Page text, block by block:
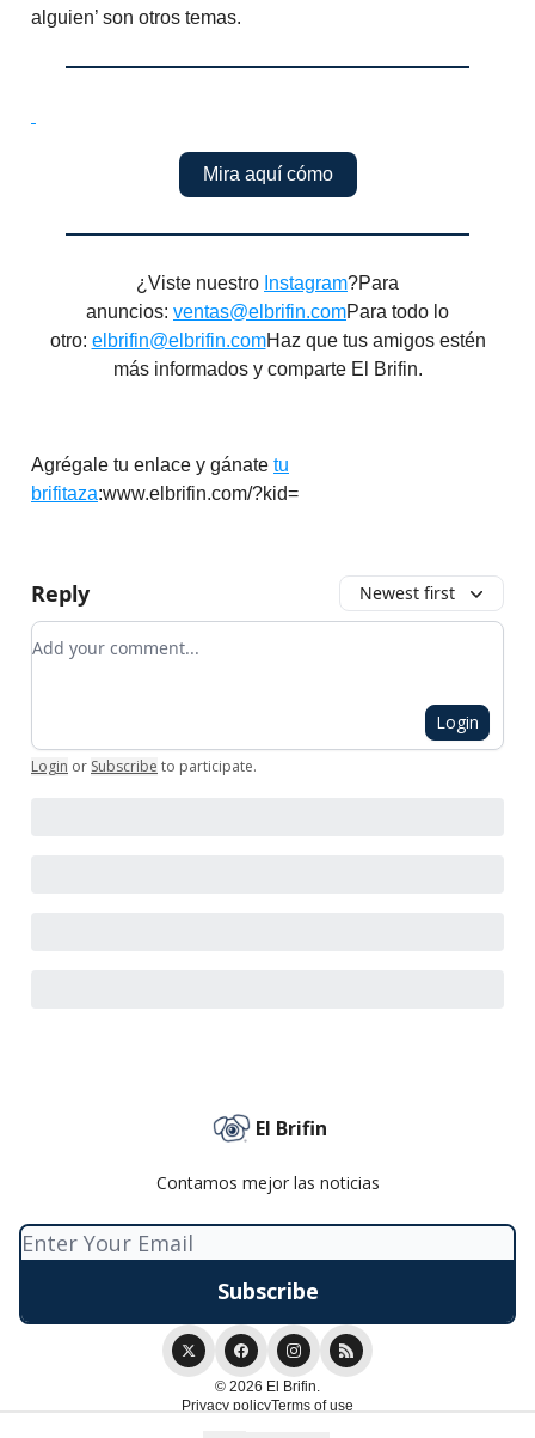
alguien’ son otros temas.
Mira aquí cómo
¿Viste nuestro Instagram?Para
anuncios: ventas@elbrifin.comPara todo lo
otro: elbrifin@elbrifin.comHaz que tus amigos estén
más informados y comparte El Brifin.
Agrégale tu enlace y gánate tu
brifitaza:www.elbrifin.com/?kid=
Reply Newest first
Add your comment
Login
Login or Subscribe to participate.
El Brifin
Contamos mejor las noticias
© 2026 El Brifin.
Privacy policyTerms of use